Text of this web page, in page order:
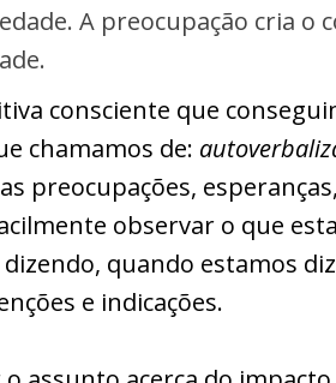
A preocupação cria o
consciente que
chamamos de:
preocupações,
observar o que
quando estamos
e indicações.